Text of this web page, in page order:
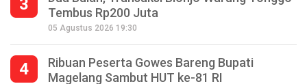
3
Tembus Rp200 Juta
05 Agustus 2026 19:30
4
Ribuan Peserta Gowes Bareng Bupati
Magelang Sambut HUT ke-81 RI